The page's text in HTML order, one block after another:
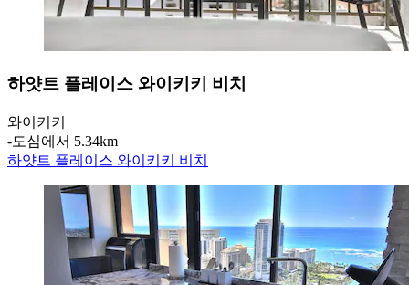
하얏트 플레이스 와이키키 비치
와이키키
‐도심에서 5.34km
하얏트 플레이스 와이키키 비치